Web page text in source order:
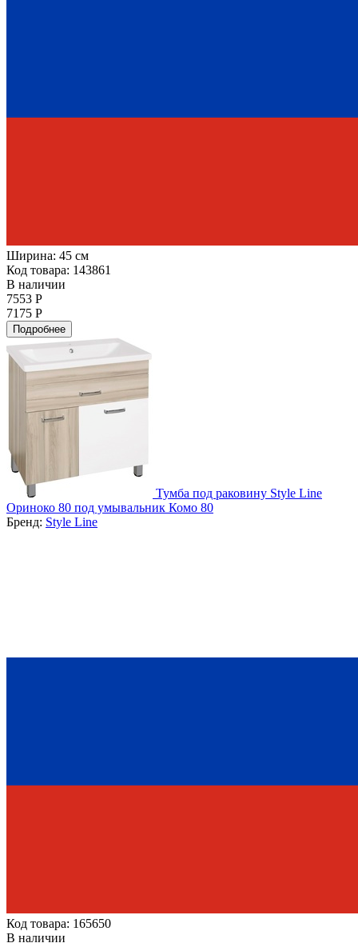
Ширина: 45 см
Код товара: 143861
В наличии
7553 Р
7175 Р
Подробнее
Тумба под раковину Style Line
Ориноко 80 под умывальник Комо 80
Бренд: Style Line
Код товара: 165650
В наличии